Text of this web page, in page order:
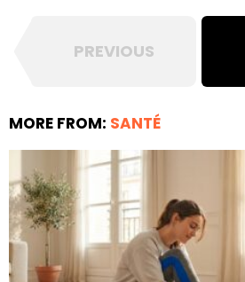
PREVIOUS
MORE FROM: SANTÉ